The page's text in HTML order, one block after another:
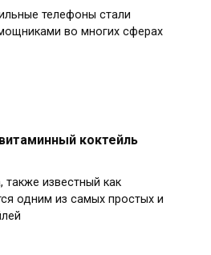
телефоны стали
во многих сферах
коктейль
также известный как
одним из самых простых и